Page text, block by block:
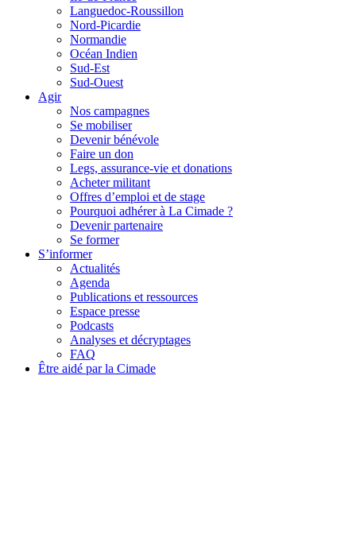
Languedoc-Roussillon
Nord-Picardie
Normandie
Océan Indien
Sud-Est
Sud-Ouest
Agir
Nos campagnes
Se mobiliser
Devenir bénévole
Faire un don
Legs, assurance-vie et donations
Acheter militant
Offres d’emploi et de stage
Pourquoi adhérer à La Cimade ?
Devenir partenaire
Se former
S’informer
Actualités
Agenda
Publications et ressources
Espace presse
Podcasts
Analyses et décryptages
FAQ
Être aidé par la Cimade